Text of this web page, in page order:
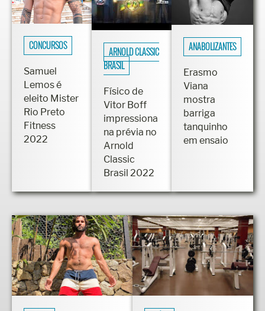
CONCURSOS
Samuel
Lemos é
eleito Mister
Rio Preto
Fitness
2022
ARNOLD CLASSIC
BRASIL
Físico de
Vitor Boff
impressiona
na prévia no
Arnold
Classic
Brasil 2022
ANABOLIZANTES
Erasmo
Viana
mostra
barriga
tanquinho
em ensaio